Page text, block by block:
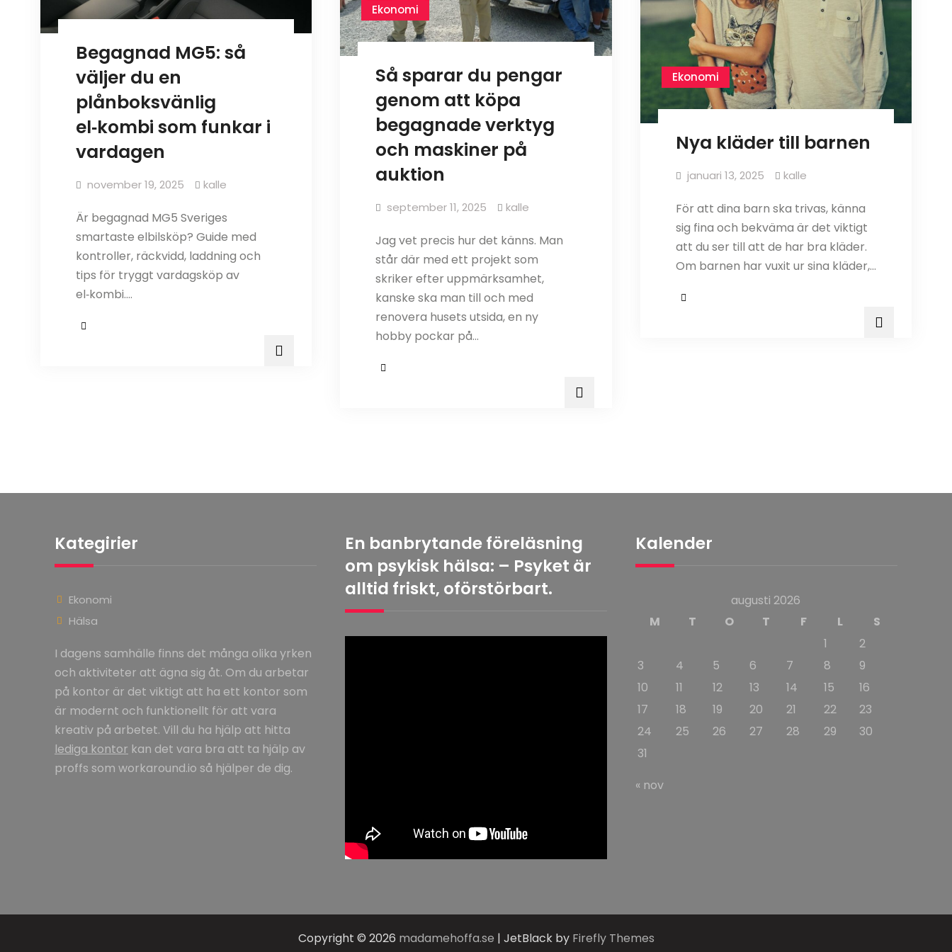
Begagnad MG5: så
väljer du en
plånboksvänlig
el‑kombi som funkar i
vardagen
november 19, 2025 kalle
Är begagnad MG5 Sveriges
smartaste elbilsköp? Guide med
kontroller, räckvidd, laddning och
tips för tryggt vardagsköp av
el‑kombi.…
Ekonomi
Så sparar du pengar
genom att köpa
begagnade verktyg
och maskiner på
auktion
september 11, 2025 kalle
Jag vet precis hur det känns. Man
står där med ett projekt som
skriker efter uppmärksamhet,
kanske ska man till och med
renovera husets utsida, en ny
hobby pockar på…
Ekonomi
Nya kläder till barnen
januari 13, 2025 kalle
För att dina barn ska trivas, känna
sig fina och bekväma är det viktigt
att du ser till att de har bra kläder.
Om barnen har vuxit ur sina kläder,…
Kategirier
Ekonomi
Hälsa
I dagens samhälle finns det många olika yrken
och aktiviteter att ägna sig åt. Om du arbetar
på kontor är det viktigt att ha ett kontor som
är modernt och funktionellt för att vara
kreativ på arbetet. Vill du ha hjälp att hitta
lediga kontor kan det vara bra att ta hjälp av
proffs som workaround.io så hjälper de dig.
En banbrytande föreläsning
om psykisk hälsa: – Psyket är
alltid friskt, oförstörbart.
Kalender
augusti 2026
M
T O T F L
S
1
2
3
4 5 6 7 8
9
10
11 12 13 14 15
16
17
18 19 20 21 22
23
24
25 26 27 28 29
30
31
« nov
Copyright © 2026 madamehoffa.se | JetBlack by Firefly Themes